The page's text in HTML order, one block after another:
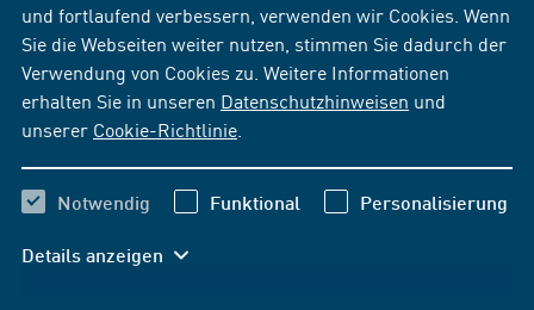
und fortlaufend verbessern, verwenden wir Cookies. Wenn
Sie die Webseiten weiter nutzen, stimmen Sie dadurch der
Verwendung von Cookies zu. Weitere Informationen
erhalten Sie in unseren Datenschutzhinweisen und
unserer Cookie-Richtlinie
Notwendig Funktional Personalisierung
Details anzeigen